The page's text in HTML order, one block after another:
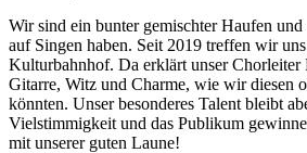
Wir sind ein bunter gemischter Haufen
auf Singen haben. Seit 2019 treffen wir
Kulturbahnhof. Da erklärt unser
Gitarre, Witz und Charme, wie wir diesen
könnten. Unser besonderes Talent bleibt
Vielstimmigkeit und das Publikum
mit unserer guten Laune!